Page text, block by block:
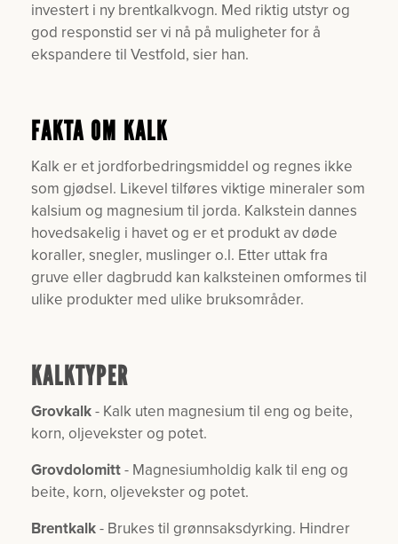
investert i ny brentkalkvogn. Med riktig utstyr og
god responstid ser vi nå på muligheter for å
ekspandere til Vestfold, sier han.
FAKTA OM KALK
Kalk er et jordforbedringsmiddel og regnes ikke
som gjødsel. Likevel tilføres viktige mineraler som
kalsium og magnesium til jorda. Kalkstein dannes
hovedsakelig i havet og er et produkt av døde
koraller, snegler, muslinger o.l. Etter uttak fra
gruve eller dagbrudd kan kalksteinen omformes til
ulike produkter med ulike bruksområder.
KALKTYPER
Grovkalk- Kalk uten magnesium til eng og beite,
korn, oljevekster og potet.
Grovdolomitt- Magnesiumholdig kalk til eng og
beite, korn, oljevekster og potet.
Brentkalk- Brukes til grønnsaksdyrking. Hindrer